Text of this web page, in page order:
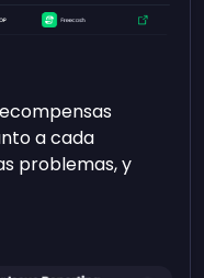
a cada
problemas, y